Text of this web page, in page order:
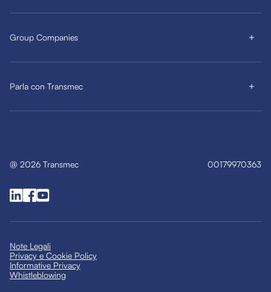
Group Companies
Parla con Transmec
@ 2026 Transmec
Note Legali
Privacy e Cookie Policy
Informative Privacy
Whistleblowing
00179970363